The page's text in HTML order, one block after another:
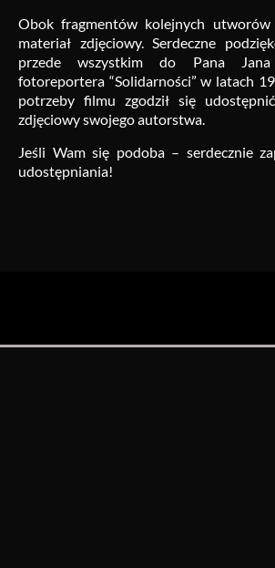
Obok fragmentów kolejnych utworów
materiał zdjęciowy. Serdeczne
przede wszystkim do Pana Jana
fotoreportera “Solidarności” w latach
potrzeby filmu zgodził się
zdjęciowy swojego autorstwa.
Jeśli Wam się podoba – serdecznie
udostępniania!